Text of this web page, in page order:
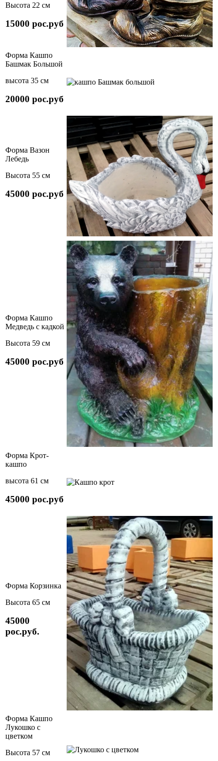
Высота 22 см
15000 рос.руб
Форма Кашпо
Башмак Большой
высота 35 см
20000 рос.руб
Форма Вазон
Лебедь
Высота 55 см
45000 рос.руб
Форма Кашпо
Медведь с кадкой
Высота 59 см
45000 рос.руб
Форма Крот-
кашпо
высота 61 см
45000 рос.руб
Форма Корзинка
Высота 65 см
45000
рос.руб.
Форма Кашпо
Лукошко с
цветком
Высота 57 см